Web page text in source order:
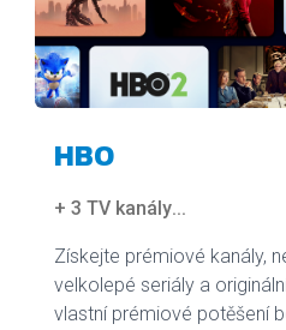
HBO
+ 3 TV kanály...
Získejte prémiové kanály,
velkolepé seriály a
vlastní prémiové potěšení